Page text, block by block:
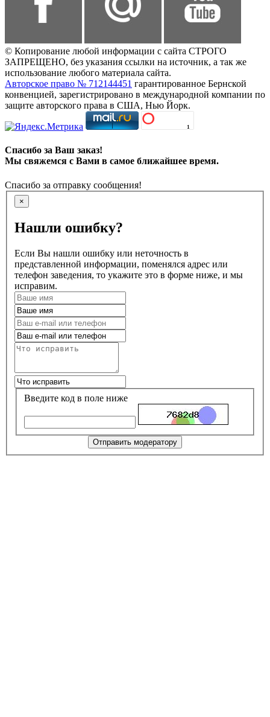
© Копирование любой информации с сайта СТРОГО
ЗАПРЕЩЕНО, без указания ссылки на источник, а так же
использование любого материала сайта.
Авторское право № 712144451 гарантированное Бернской
конвенцией, зарегистрировано в международной компании по
защите авторского права в США, Нью Йорк.
Спасибо за Ваш заказ!
Мы свяжемся с Вами в самое ближайшее время.
Спасибо за отправку сообщения!
×
Нашли ошибку?
Если Вы нашли ошибку или неточность в
представленной информации, поменялся адрес или
телефон заведения, то укажите это в форме ниже, и мы
исправим.
Введите код в поле ниже
Отправить модератору